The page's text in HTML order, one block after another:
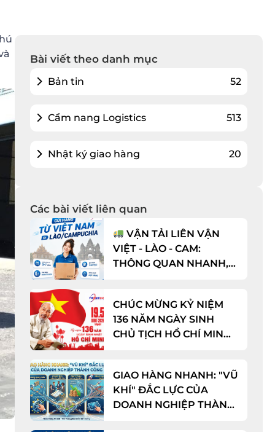
Bài viết theo danh mục
Bản tin 52
Cẩm nang Logistics 513
Nhật ký giao hàng 20
Các bài viết liên quan
VẬN TẢI LIÊN VẬN
VIỆT - LÀO - CAM:
THÔNG QUAN NHANH,
CHÚC MỪNG KỶ NIỆM
136 NĂM NGÀY SINH
CHỦ TỊCH HỒ CHÍ MINH
GIAO HÀNG NHANH: "VŨ
KHÍ" ĐẮC LỰC CỦA
DOANH NGHIỆP THÀNH